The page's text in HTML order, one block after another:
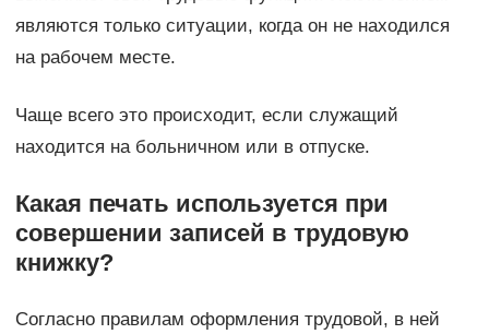
являются только ситуации, когда он не находился
на рабочем месте.
Чаще всего это происходит, если служащий
находится на больничном или в отпуске.
Какая печать используется при
совершении записей в трудовую
книжку?
Согласно правилам оформления трудовой, в ней